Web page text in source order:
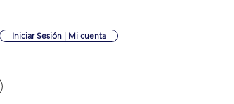
Iniciar Sesión | Mi cuenta